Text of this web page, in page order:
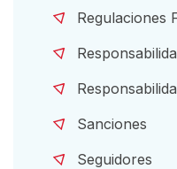
Regulaciones
Sanciones
Seguidores